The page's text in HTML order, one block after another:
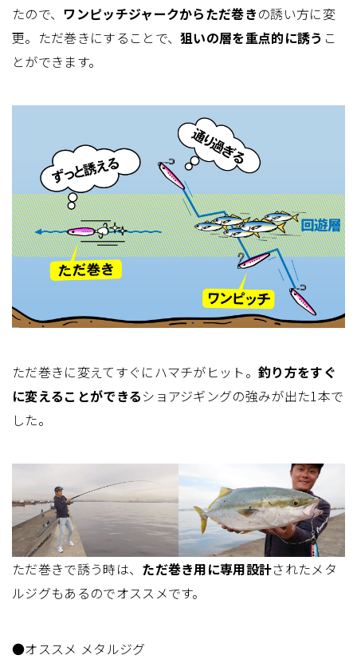
たので、 ワンピッチジャークからただ巻きの誘い方に変
更。ただ巻きにすることで、狙いの層を重点的に誘う こ
とができます。
ただ巻きに変えてすぐにハマチがヒット。釣り方をすぐ
に変えることができるショアジギングの強みが出た1本で
した。
ただ巻きで誘う時は、 ただ巻き用に専用設計されたメタ
ルジグもあるのでオススメです。
●オススメ メタルジグ